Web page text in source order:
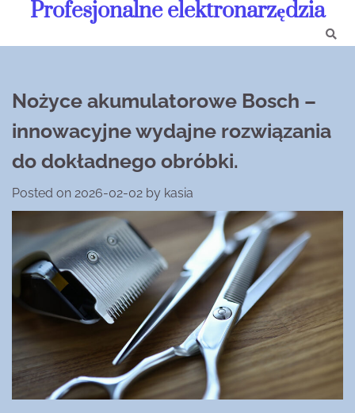
content
Profesjonalne elektronarzędzia
Nożyce akumulatorowe Bosch –
innowacyjne wydajne rozwiązania
do dokładnego obróbki.
Posted on 2026-02-02 by kasia